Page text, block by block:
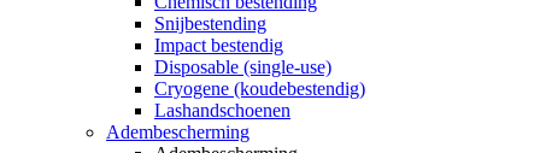
Snijbestending
Impact bestendig
Disposable (single-use)
Cryogene (koudebestendig)
Lashandschoenen
Adembescherming